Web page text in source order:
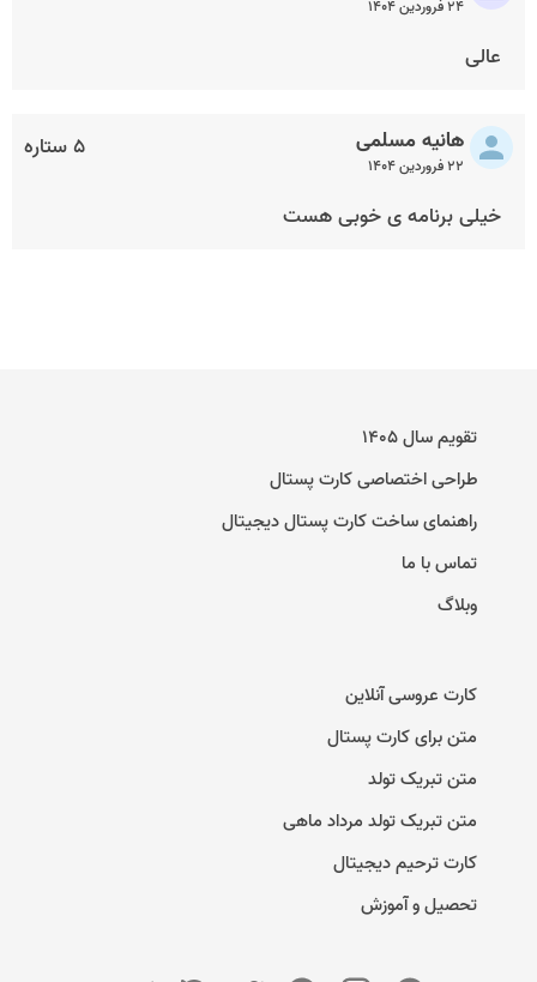
۲۴ فروردین ۱۴۰۴
عالی
۵ ستاره هانیه مسلمی
۲۲ فروردین ۱۴۰۴
خیلی برنامه ی خوبی هست
تقویم سال ۱۴۰۵
طراحی اختصاصی کارت پستال
راهنمای ساخت کارت پستال دیجیتال
تماس با ما
وبلاگ
کارت عروسی آنلاین
متن برای کارت پستال
متن تبریک تولد
متن تبریک تولد مرداد ماهی
کارت ترحیم دیجیتال
تحصیل و آموزش